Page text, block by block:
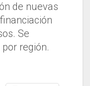
de nuevas
Se
región.